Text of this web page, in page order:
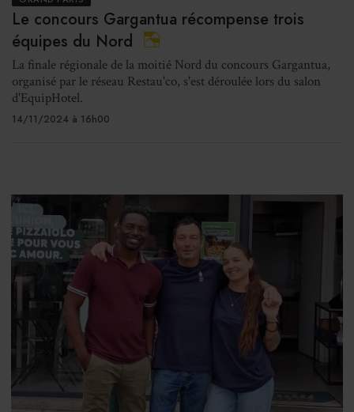
Le concours Gargantua récompense trois
équipes du Nord
La finale régionale de la moitié Nord du concours Gargantua,
organisé par le réseau Restau'co, s'est déroulée lors du salon
d'EquipHotel.
14/11/2024 à 16h00